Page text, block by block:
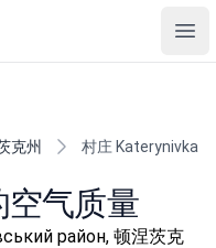
克州 村庄 Katerynivka
空气质量
район, 顿涅茨克